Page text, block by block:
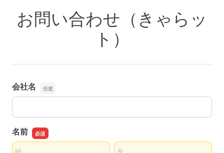
お問い合わせ（きゃらッ
ト）
会社名
会社名
名前
名前の姓
名前の名